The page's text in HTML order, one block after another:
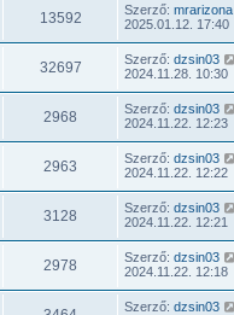
13592 Szerző: mrarizona
2025.01.12. 17:40
32697 Szerző: dzsin03
2024.11.28. 10:30
2968 Szerző: dzsin03
2024.11.22. 12:23
2963 Szerző: dzsin03
2024.11.22. 12:22
3128 Szerző: dzsin03
2024.11.22. 12:21
2978 Szerző: dzsin03
2024.11.22. 12:18
Szerző: dzsin03